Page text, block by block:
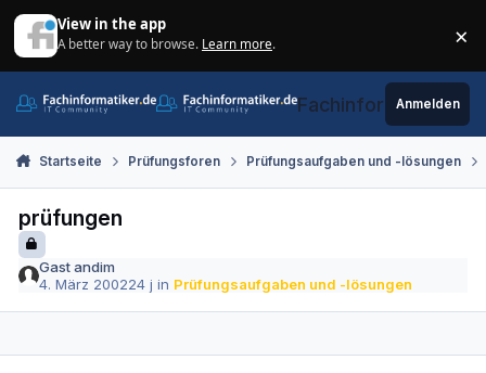
View in the app
A better way to browse. Learn more. ×
Fachinformatiker.de
Anmelden
Startseite Prüfungsforen Prüfungsaufgaben und -lösungen
prüfungen
Gast andim
4. März 200224 j in Prüfungsaufgaben und -lösungen